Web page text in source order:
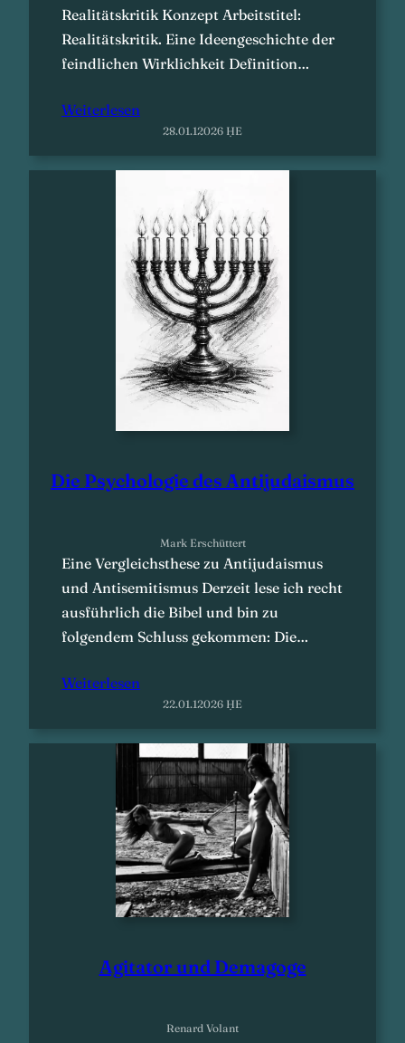
Realitätskritik Konzept Arbeitstitel:
Realitätskritik. Eine Ideengeschichte der
feindlichen Wirklichkeit Definition…
Weiterlesen
28.01.12026 ḤE
Die Psychologie des Antijudaismus
Mark Erschüttert
Eine Vergleichsthese zu Antijudaismus
und Antisemitismus Derzeit lese ich recht
ausführlich die Bibel und bin zu
folgendem Schluss gekommen: Die…
Weiterlesen
22.01.12026 ḤE
Agitator und Demagoge
Renard Volant